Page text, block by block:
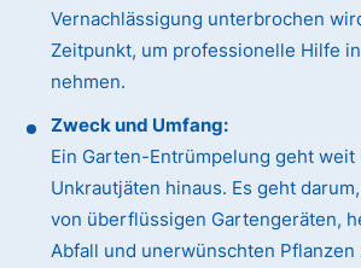
Vernachlässigung unterbrochen
Zeitpunkt, um professionelle Hilfe
nehmen.
Zweck und Umfang:
Ein Garten-Entrümpelung geht weit
Unkrautjäten hinaus. Es geht
von überflüssigen Gartengeräten,
Abfall und unerwünschten Pflanzen